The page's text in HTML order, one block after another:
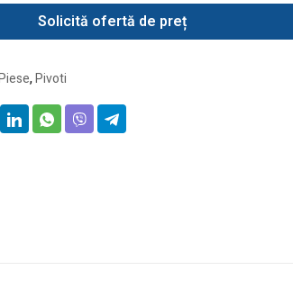
Solicită ofertă de preț
,Pivoti